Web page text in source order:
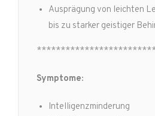
Ausprägung von leichten
bis zu starker geistiger
Symptome:
Intelligenzminderung